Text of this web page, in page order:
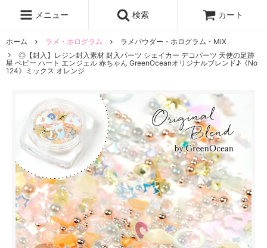
メニュー 検索 カート
ホーム ラメ・ホログラム
ラメパウダー・ホログラム・MIX
◎【封入】レジン封入素材 封入パーツ シェイカー デコパーツ 天使の足跡
星 ベビー ハート エンジェル 赤ちゃん GreenOceanオリジナルブレンド♪《No
124》ミックス オレンジ